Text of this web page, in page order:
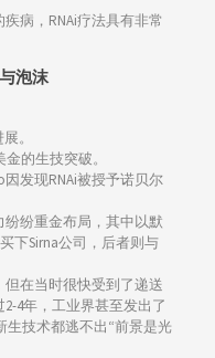
病，RNAi疗法具有非常
泡沫
。
的生技突破。
因发现RNAi被授予诺贝尔
纷纷重金布局，其中以默
下Sirna公司，后者则与
但在当时很快受到了递送
4年，工业界甚至发出了
生技术都逃不出“前景是光